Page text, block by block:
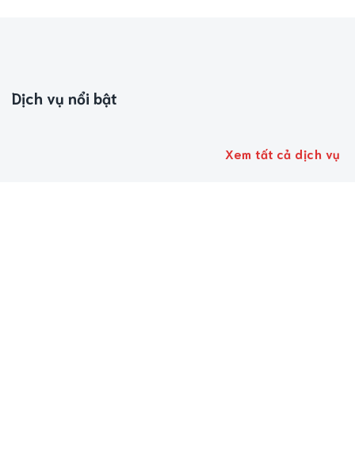
Dịch vụ nổi bật
Xem tất cả dịch vụ